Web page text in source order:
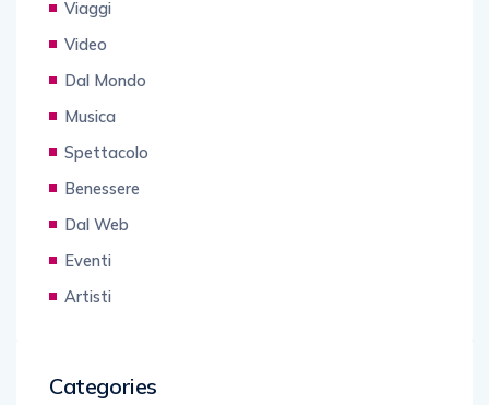
Viaggi
Video
Dal Mondo
Musica
Spettacolo
Benessere
Dal Web
Eventi
Artisti
Categories